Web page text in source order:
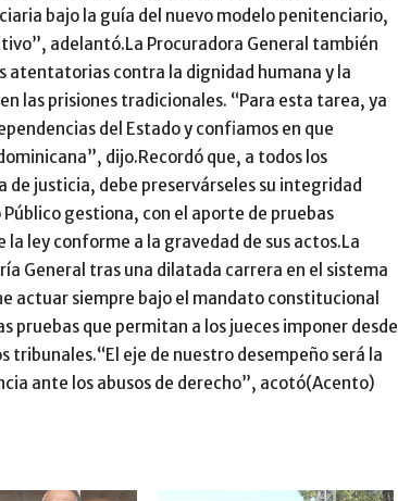
bajo la guía del nuevo modelo penitenciario,
adelantó.La Procuradora General también
atentatorias contra la dignidad humana y la
las prisiones tradicionales. “Para esta tarea, ya
del Estado y confiamos en que
dijo.Recordó que, a todos los
de justicia, debe preservárseles su integridad
gestiona, con el aporte de pruebas
ley conforme a la gravedad de sus actos.La
General tras una dilatada carrera en el sistema
actuar siempre bajo el mandato constitucional
que permitan a los jueces imponer desde
tribunales.“El eje de nuestro desempeño será la
ante los abusos de derecho”, acotó(Acento)